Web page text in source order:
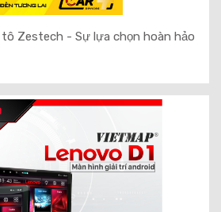
Zestech - Sự lựa chọn hoàn hảo